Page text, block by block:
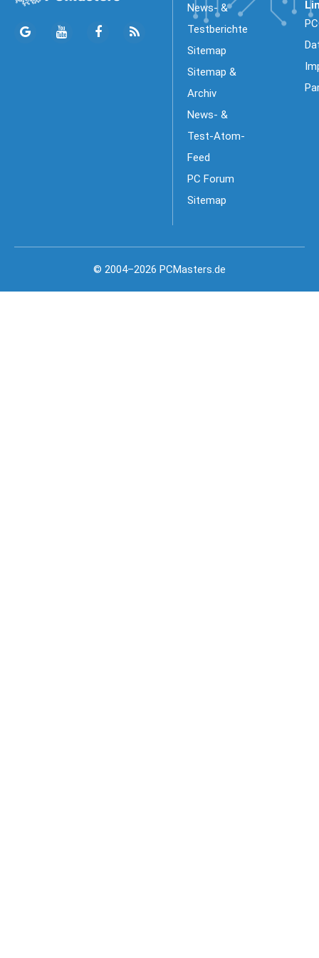
News- &
Testberichte
Sitemap
Sitemap &
Archiv
News- &
Test-Atom-
Feed
PC Forum
Sitemap
© 2004–2026 PCMasters.de